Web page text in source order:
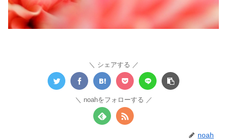
シェアする
noahをフォローする
noah